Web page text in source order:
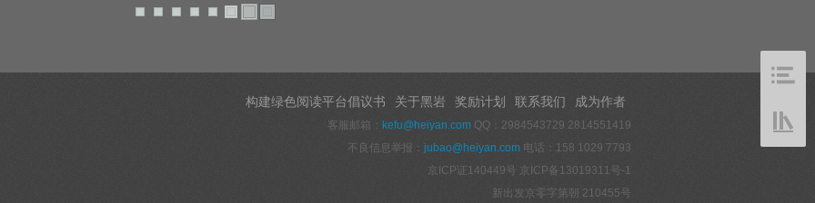
构建绿色阅读平台倡议书 关于黑岩 奖励计划 联系我们 成为作者
客服邮箱： kefu@heiyan.com QQ：2984543729 2814551419
不良信息举报： jubao@heiyan.com 电话：158 1029 7793
京ICP证140449号 京ICP备13019311号-1
新出发京零字第朝 210455号